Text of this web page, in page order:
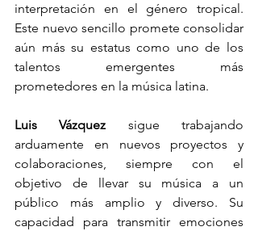
interpretación en el género tropical.
Este nuevo sencillo promete consolidar
aún más su estatus como uno de los
talentos emergentes más
prometedores en la música latina.
Luis Vázquez sigue trabajando
arduamente en nuevos proyectos y
colaboraciones, siempre con el
objetivo de llevar su música a un
público más amplio y diverso. Su
capacidad para transmitir emociones